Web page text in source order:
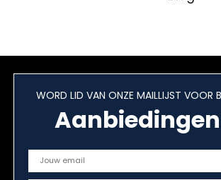
WORD LID VAN ONZE MAILLIJST VOOR
Aanbiedingen